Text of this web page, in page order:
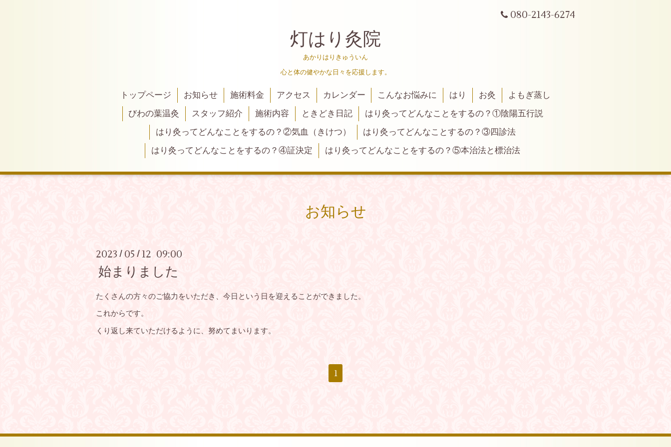
080-2143-6274
灯はり灸院
あかりはりきゅういん
心と体の健やかな日々を応援します。
トップページ お知らせ 施術料金 アクセス カレンダー こんなお悩みに はり お灸
よもぎ蒸し
びわの葉温灸
スタッフ紹介 施術内容 ときどき日記
はり灸ってどんなことをするの？①陰陽五行説
はり灸ってどんなことをするの？②気血（きけつ）
はり灸ってどんなことするの？③四診法
はり灸ってどんなことをするの？④証決定
はり灸ってどんなことをするの？⑤本治法と標治法
お知らせ
2023 / 05 / 12 09:00
始まりました
たくさんの方々のご協力をいただき、今日という日を迎えることができました。
これからです。
くり返し来ていただけるように、努めてまいります。
1